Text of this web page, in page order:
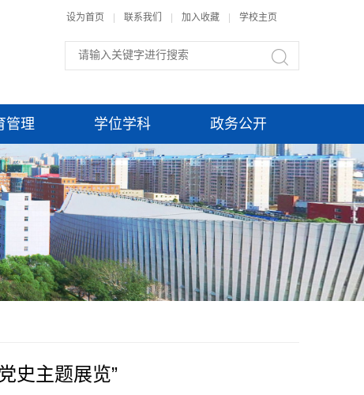
设为首页 联系我们 加入收藏 学校主页
管理 学位学科 政务公开
史主题展览”